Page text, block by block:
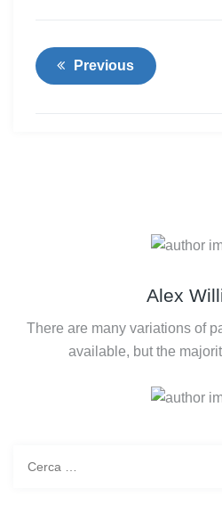
Previous
Alex
There are many variations of
available, but the